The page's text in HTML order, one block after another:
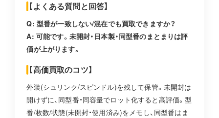
【よくある質問と回答】
Q: 型番が一致しない/混在でも買取できますか？
A: 可能です。未開封・日本製・同型番のまとまりは評
価が上がります。
【高価買取のコツ】
外装(シュリンク/スピンドル)を残して保管。未開封は
開けずに、同型番・同容量でロット化すると高評価。型
番/枚数/状態(未開封・使用済み)をメモし、同型番はま